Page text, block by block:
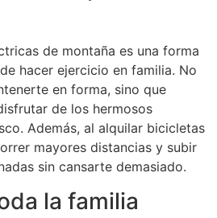
de montaña es una forma
hacer ejercicio en familia. No
en forma, sino que
de los hermosos
Además, al alquilar bicicletas
mayores distancias y subir
sin cansarte demasiado.
la familia